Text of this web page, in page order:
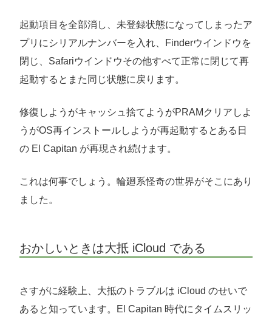
起動項目を全部消し、未登録状態になってしまったア
プリにシリアルナンバーを入れ、Finderウインドウを
閉じ、Safariウインドウその他すべて正常に閉じて再
起動するとまた同じ状態に戻ります。
修復しようがキャッシュ捨てようがPRAMクリアしよ
うがOS再インストールしようが再起動するとある日
の El Capitan が再現され続けます。
これは何事でしょう。輪廻系怪奇の世界がそこにあり
ました。
おかしいときは大抵 iCloud である
さすがに経験上、大抵のトラブルは iCloud のせいで
あると知っています。El Capitan 時代にタイムスリッ